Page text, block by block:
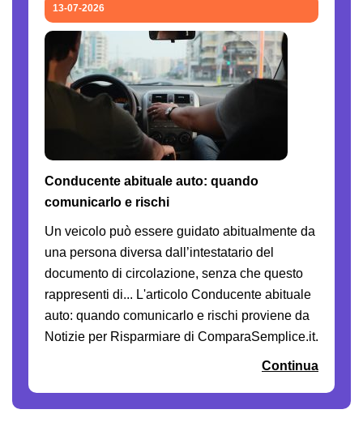
13-07-2026
Conducente abituale auto: quando
comunicarlo e rischi
Un veicolo può essere guidato abitualmente da
una persona diversa dall’intestatario del
documento di circolazione, senza che questo
rappresenti di... L'articolo Conducente abituale
auto: quando comunicarlo e rischi proviene da
Notizie per Risparmiare di ComparaSemplice.it.
Continua